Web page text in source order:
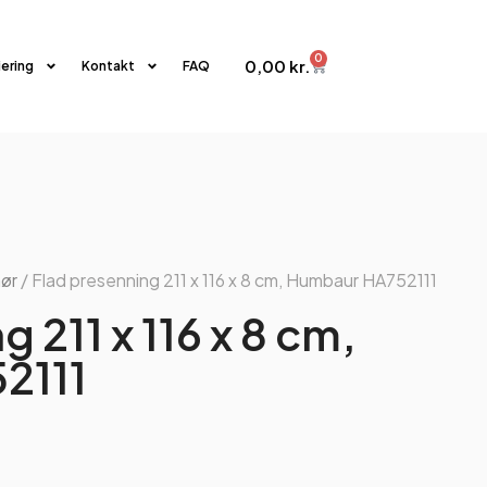
Kontakt FAQ 0,00 kr. 0
/ Flad presenning 211 x 116 x 8 cm, Humbaur HA752111
x 116 x 8 cm,